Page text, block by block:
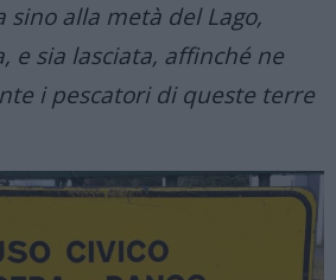
sino alla metà del Lago,
e sia lasciata, affinché ne
i pescatori di queste terre